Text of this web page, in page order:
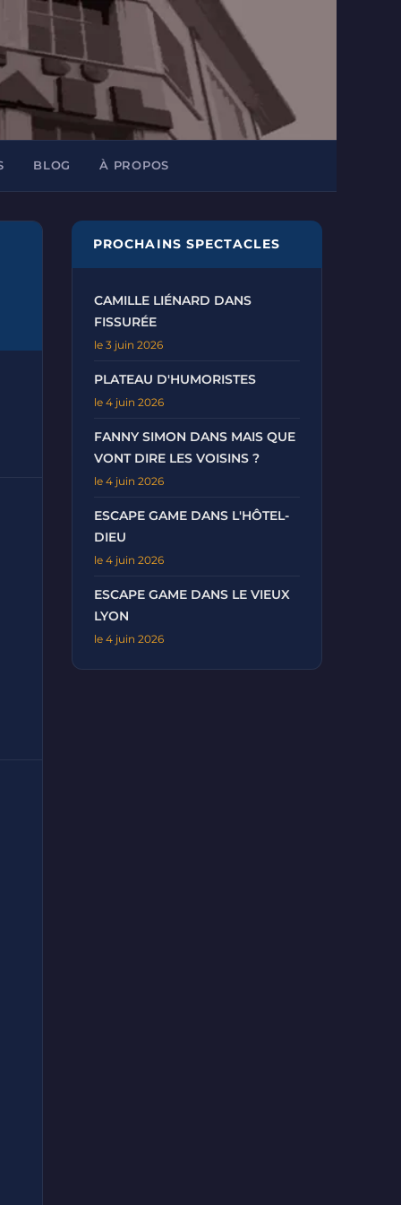
BLOG À PROPOS
PROCHAINS SPECTACLES
CAMILLE LIÉNARD DANS
FISSURÉE
le 3 juin 2026
PLATEAU D'HUMORISTES
le 4 juin 2026
FANNY SIMON DANS MAIS QUE
VONT DIRE LES VOISINS ?
le 4 juin 2026
ESCAPE GAME DANS L'HÔTEL-
DIEU
le 4 juin 2026
ESCAPE GAME DANS LE VIEUX
LYON
le 4 juin 2026